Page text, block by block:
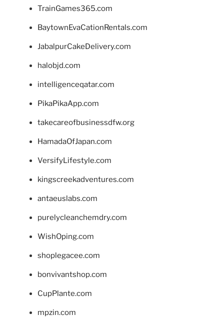
TrainGames365.com
BaytownEvaCationRentals.com
JabalpurCakeDelivery.com
halobjd.com
intelligenceqatar.com
PikaPikaApp.com
takecareofbusinessdfw.org
HamadaOfJapan.com
VersifyLifestyle.com
kingscreekadventures.com
antaeuslabs.com
purelycleanchemdry.com
WishOping.com
shoplegacee.com
bonvivantshop.com
CupPlante.com
mpzin.com